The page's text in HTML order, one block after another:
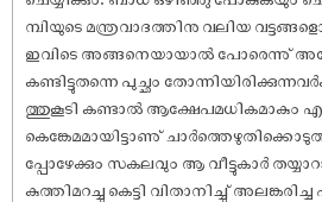
മ്പിയുടെ മന്ത്രവാദത്തിനു വലിയ
ഇവിടെ അങ്ങനെയായാൽ പോരെന്നു്
കണ്ടിട്ടുതന്നെ പുച്ഛം
ത്തുകൂടി കണ്ടാൽ ആക്ഷേപമധികമാകും
കെങ്കേമമായിട്ടാണു്
പ്പോഴേക്കും സകലവും ആ വീട്ടുകാർ
കുത്തിമറച്ചു കെട്ടി വിതാനിച്ചു്